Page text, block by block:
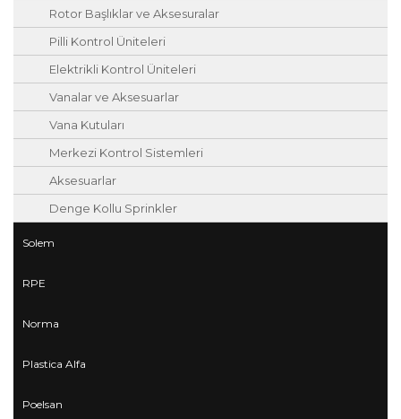
Rotor Başlıklar ve Aksesuralar
Pilli Kontrol Üniteleri
Elektrikli Kontrol Üniteleri
Vanalar ve Aksesuarlar
Vana Kutuları
Merkezi Kontrol Sistemleri
Aksesuarlar
Denge Kollu Sprinkler
Solem
RPE
Norma
Plastica Alfa
Poelsan